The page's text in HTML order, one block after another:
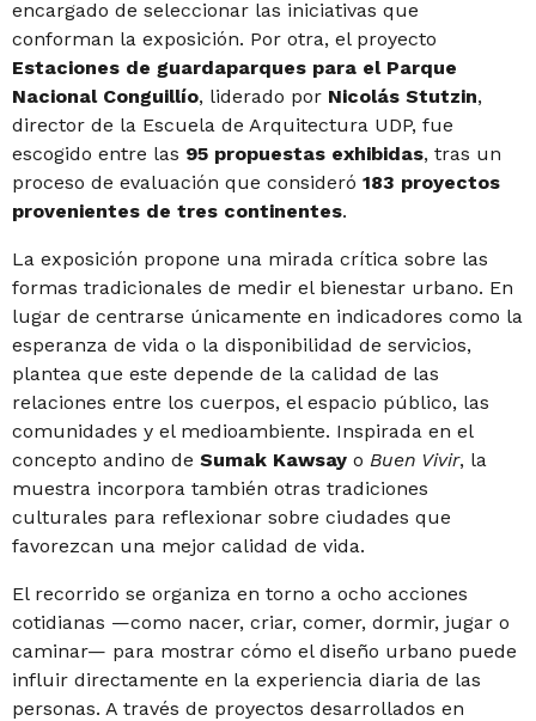
encargado de seleccionar las iniciativas que
conforman la exposición. Por otra, el proyecto
Estaciones de guardaparques para el Parque
Nacional Conguillío, liderado por Nicolás Stutzin,
director de la Escuela de Arquitectura UDP, fue
escogido entre las 95 propuestas exhibidas, tras un
proceso de evaluación que consideró 183 proyectos
provenientes de tres continentes.
La exposición propone una mirada crítica sobre las
formas tradicionales de medir el bienestar urbano. En
lugar de centrarse únicamente en indicadores como la
esperanza de vida o la disponibilidad de servicios,
plantea que este depende de la calidad de las
relaciones entre los cuerpos, el espacio público, las
comunidades y el medioambiente. Inspirada en el
concepto andino de Sumak Kawsay o Buen Vivir, la
muestra incorpora también otras tradiciones
culturales para reflexionar sobre ciudades que
favorezcan una mejor calidad de vida.
El recorrido se organiza en torno a ocho acciones
cotidianas —como nacer, criar, comer, dormir, jugar o
caminar— para mostrar cómo el diseño urbano puede
influir directamente en la experiencia diaria de las
personas. A través de proyectos desarrollados en